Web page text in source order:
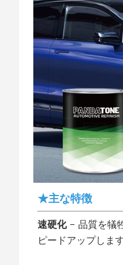
★主な特徴
速硬化– 品質を犠
ピードアップします